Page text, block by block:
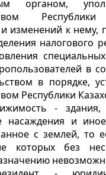
органом,
Республики
изменений к нему,
налогового
в
в порядке,
Республики
- здания,
насаждения и
с землей, то
которых без